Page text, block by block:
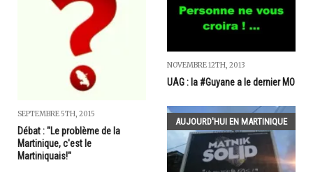
SEPTEMBRE 5TH, 2015
Débat : "Le problème de la
Martinique, c'est le
Martiniquais!"
NOVEMBRE 12TH, 2013
UAG : la #Guyane a le dernier MO
AUJOURD'HUI EN MARTINIQUE